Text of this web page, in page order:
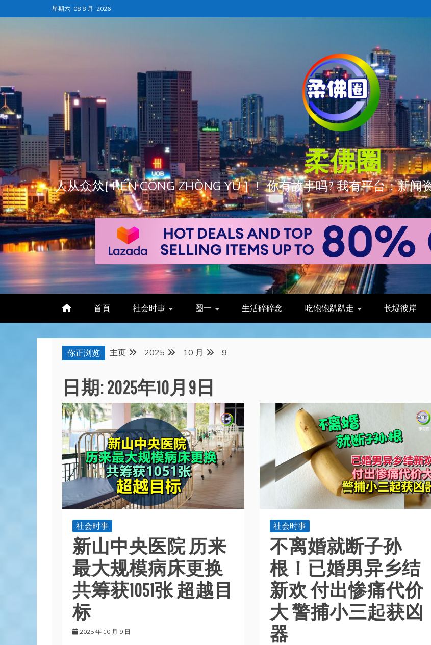
至
星期六, 08 8 月, 2026
柔佛圈
人从众𠈌[ RÉN CÓNG ZHÒNG YÚ ] ！ 你有故事吗? 我有平台：新
首頁 社会时事 圈一 生活碎碎念 吃饱饱趴趴走 长堤彼岸
你正浏览 主页 2025 10 月 9
日期:2025年10月9日
社会时事
新山中央医院 历来
最大规模病床更换
共筹获1051张 超越目
标
2025 年 10 月 9 日
社会时事
不离婚就断子孙
根！已婚男异乡结
新欢 付出惨痛代价
大 警捕小三起获凶
器